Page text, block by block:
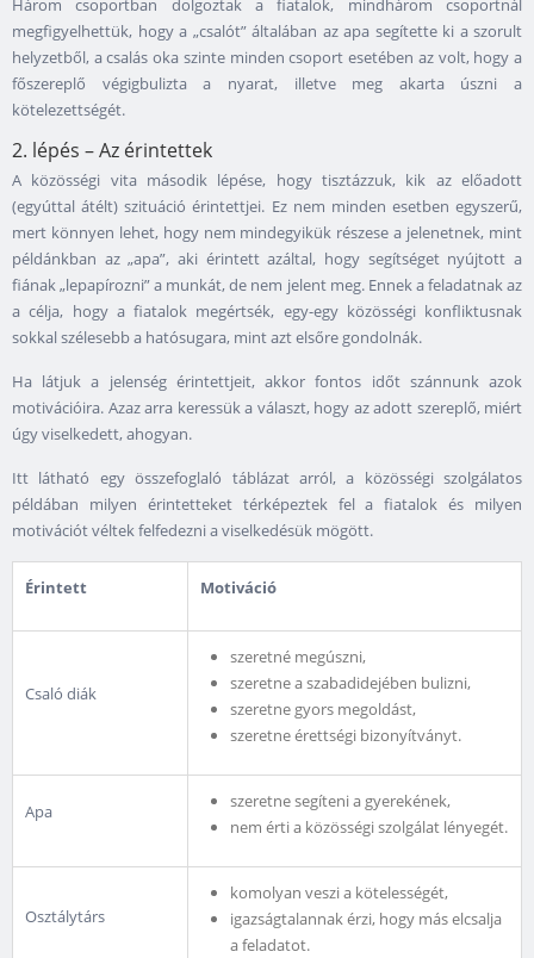
Három csoportban dolgoztak a fiatalok, mindhárom csoportnál
megfigyelhettük, hogy a „csalót” általában az apa segítette ki a szorult
helyzetből, a csalás oka szinte minden csoport esetében az volt, hogy a
főszereplő végigbulizta a nyarat, illetve meg akarta úszni a
kötelezettségét.
2. lépés – Az érintettek
A közösségi vita második lépése, hogy tisztázzuk, kik az előadott
(egyúttal átélt) szituáció érintettjei. Ez nem minden esetben egyszerű,
mert könnyen lehet, hogy nem mindegyikük részese a jelenetnek, mint
példánkban az „apa”, aki érintett azáltal, hogy segítséget nyújtott a
fiának „lepapírozni” a munkát, de nem jelent meg. Ennek a feladatnak az
a célja, hogy a fiatalok megértsék, egy-egy közösségi konfliktusnak
sokkal szélesebb a hatósugara, mint azt elsőre gondolnák.
Ha látjuk a jelenség érintettjeit, akkor fontos időt szánnunk azok
motivációira. Azaz arra keressük a választ, hogy az adott szereplő, miért
úgy viselkedett, ahogyan.
Itt látható egy összefoglaló táblázat arról, a közösségi szolgálatos
példában milyen érintetteket térképeztek fel a fiatalok és milyen
motivációt véltek felfedezni a viselkedésük mögött.
Érintett Motiváció
Csaló diák
szeretné megúszni,
szeretne a szabadidejében bulizni,
szeretne gyors megoldást,
szeretne érettségi bizonyítványt.
Apa
szeretne segíteni a gyerekének,
nem érti a közösségi szolgálat lényegét.
Osztálytárs
komolyan veszi a kötelességét,
igazságtalannak érzi, hogy más elcsalja
a feladatot.